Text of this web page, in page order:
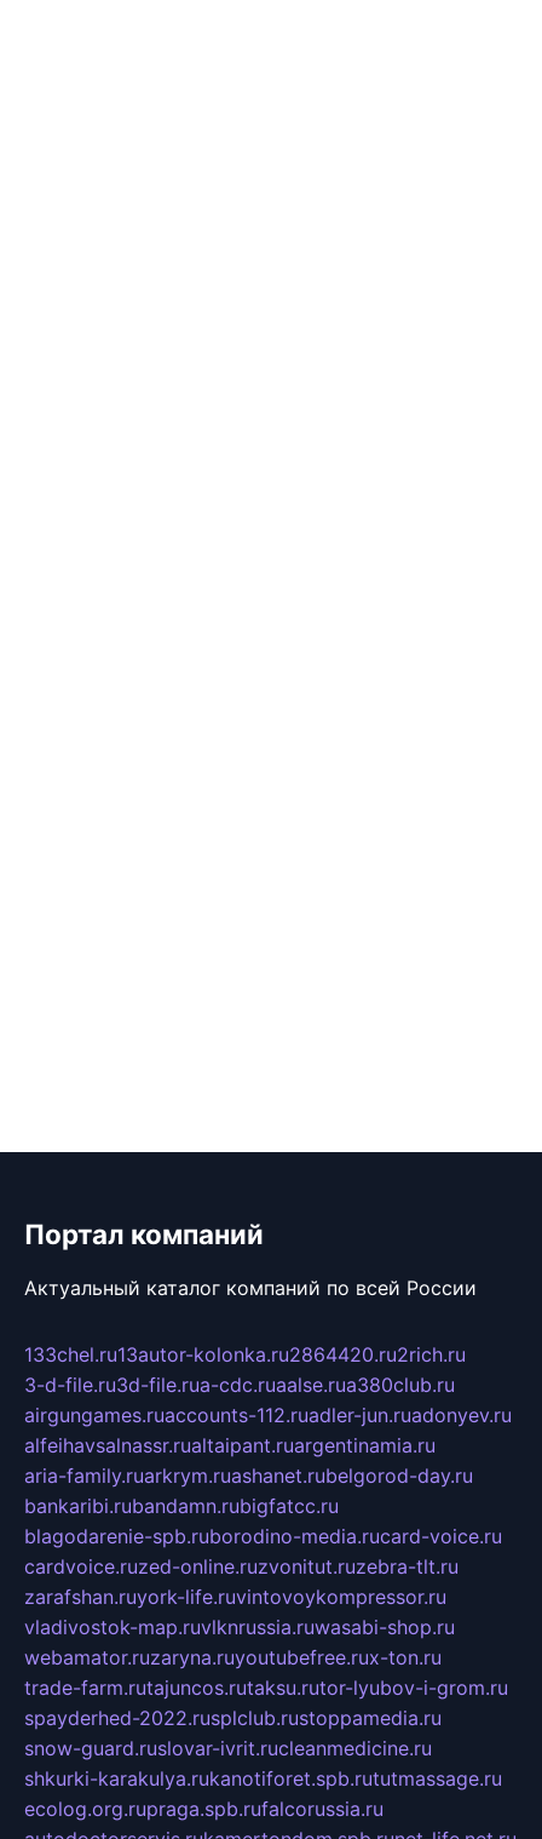
Портал компаний
Актуальный каталог компаний по всей России
133chel.ru13autor-kolonka.ru2864420.ru2rich.ru
3-d-file.ru3d-file.rua-cdc.ruaalse.rua380club.ru
airgungames.ruaccounts-112.ruadler-jun.ruadonyev.ru
alfeihavsalnassr.rualtaipant.ruargentinamia.ru
aria-family.ruarkrym.ruashanet.rubelgorod-day.ru
bankaribi.rubandamn.rubigfatcc.ru
blagodarenie-spb.ruborodino-media.rucard-voice.ru
cardvoice.ruzed-online.ruzvonitut.ruzebra-tlt.ru
zarafshan.ruyork-life.ruvintovoykompressor.ru
vladivostok-map.ruvlknrussia.ruwasabi-shop.ru
webamator.ruzaryna.ruyoutubefree.rux-ton.ru
trade-farm.rutajuncos.rutaksu.rutor-lyubov-i-grom.ru
spayderhed-2022.rusplclub.rustoppamedia.ru
snow-guard.ruslovar-ivrit.rucleanmedicine.ru
shkurki-karakulya.rukanotiforet.spb.rututmassage.ru
ecolog.org.rupraga.spb.rufalcorussia.ru